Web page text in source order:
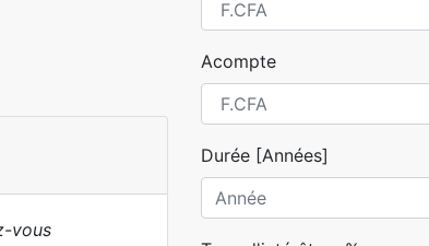
vous
Acompte
Durée [Années]